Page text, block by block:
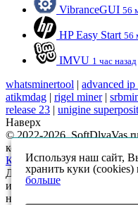
VibranceGUI 56
HP Easy Start 56
IMVU 1 час назад
whatsminertool | advanced ip
atikmdag | rigel miner|
release 23 | unigine
Наверх
© 2022-2026,
компьютера.
Карта сайта
Данный интернет-сайт
информационный
не является публичной
Используя наш сайт,
хранить куки (cookies)
больше